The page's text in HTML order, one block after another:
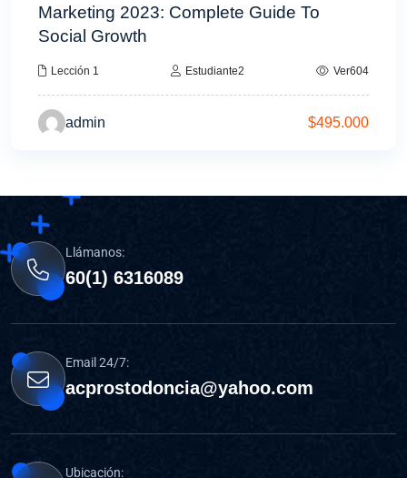
Marketing 2023: Complete Guide To
Social Growth
Lección 1 Estudiante2 Ver604
admin $495.000
Llámanos:
60(1) 6316089
Email 24/7:
acprostodoncia@yahoo.com
Ubicación: